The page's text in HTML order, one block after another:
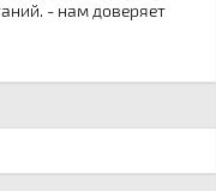
- нам доверяет